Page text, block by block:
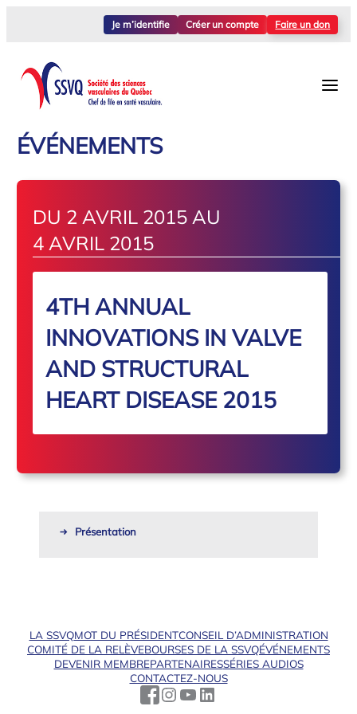
Je m’identifie Créer un compte Faire un don
ÉVÉNEMENTS
DU 2 AVRIL 2015 AU
4 AVRIL 2015
4TH ANNUAL
INNOVATIONS IN VALVE
AND STRUCTURAL
HEART DISEASE 2015
Présentation
LA SSVQMOT DU PRÉSIDENTCONSEIL D’ADMINISTRATION
COMITÉ DE LA RELÈVEBOURSES DE LA SSVQÉVÉNEMENTS
DEVENIR MEMBREPARTENAIRESSÉRIES AUDIOS
CONTACTEZ-NOUS